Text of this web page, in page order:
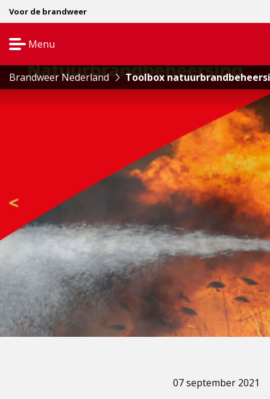
Voor de brandweer
Menu
navigatie
Brandweer Nederland Toolbox
07 september 2021